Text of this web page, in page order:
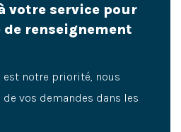
votre service pour
renseignement
notre priorité, nous
vos demandes dans les